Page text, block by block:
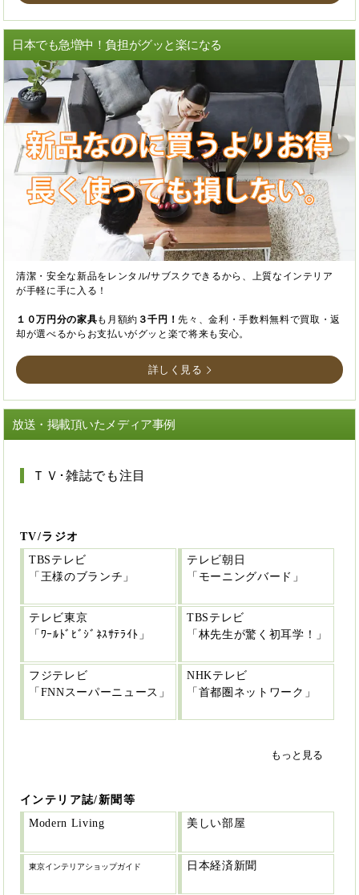
日本でも急増中！負担がグッと楽になる
清潔・安全な新品をレンタル/サブスクできるから、上質なインテリア
が手軽に手に入る！
１０万円分の家具も月額約 ３千円！先々、金利・手数料無料で買取・返
却が選べるからお支払いがグッと楽で将来も安心。
詳しく見る
放送・掲載頂いたメディア事例
ＴＶ･雑誌でも注目
TV/ラジオ
TBSテレビ
「王様のブランチ」
テレビ朝日
「モーニングバード」
テレビ東京
「ﾜｰﾙﾄﾞﾋﾞｼﾞﾈｽｻﾃﾗｲﾄ」
TBSテレビ
「林先生が驚く初耳学！」
フジテレビ
「FNNスーパーニュース」
NHKテレビ
「首都圏ネットワーク」
もっと見る
インテリア誌/新聞等
Modern Living
美しい部屋
東京インテリアショップガイド 日本経済新聞